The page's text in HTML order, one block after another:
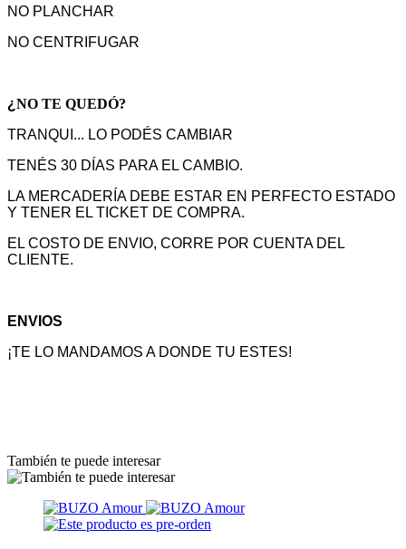
NO PLANCHAR
NO CENTRIFUGAR
¿NO TE QUEDÓ?
TRANQUI... LO PODÉS CAMBIAR
TENÉS 30 DÍAS PARA EL CAMBIO.
LA MERCADERÍA DEBE ESTAR EN PERFECTO ESTADO
Y TENER EL TICKET DE COMPRA.
EL COSTO DE ENVIO, CORRE POR CUENTA DEL
CLIENTE.
ENVIOS
¡TE LO MANDAMOS A DONDE TU ESTES!
También te puede interesar